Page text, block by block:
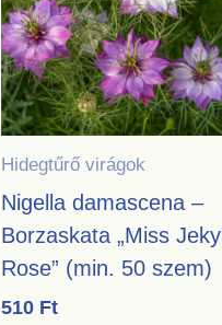
Hidegtűrő virágok
Nigella damascena –
Borzaskata „Miss Jekyll
Rose” (min. 50 szem)
510 Ft